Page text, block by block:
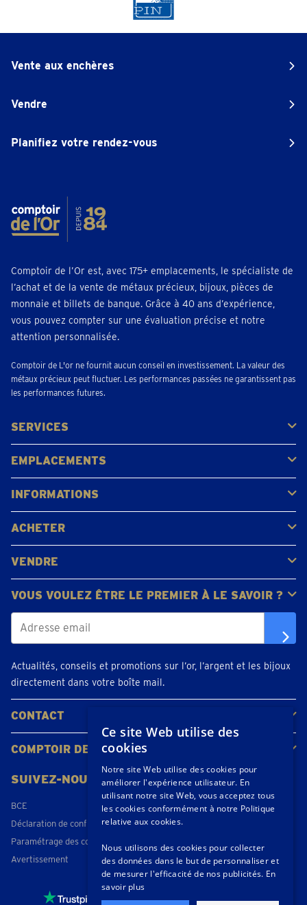
Vente aux enchères
Vendre
Planifiez votre rendez-vous
Comptoir de l’Or est, avec 175+ emplacements, le spécialiste de
l’achat et de la vente de métaux précieux, bijoux, pièces de
monnaie et billets de banque. Grâce à 40 ans d’expérience,
vous pouvez compter sur une évaluation précise et notre
attention personnalisée.
Comptoir de L'or ne fournit aucun conseil en investissement. La valeur des
métaux précieux peut fluctuer. Les performances passées ne garantissent pas
les performances futures.
SERVICES
Acheter
Vendre
Vente aux enchères
EMPLACEMENTS
Gerpinnes
Liège
Namur
Waterloo
Woluwe-Saint-Lambert
Voir tous les emplacements
INFORMATIONS
FAQ
Avis clients
ACHETER
Acheter de l'or
Acheter des pièces
Acheter de l'argent
VENDRE
Bijoux en or
Pièces d'or
Lingots d'or
VOUS VOULEZ ÊTRE LE PREMIER À LE SAVOIR ?
Actualités, conseils et promotions sur l’or, l’argent et les bijoux
directement dans votre boîte mail.
CONTACT
Contacter
Planifiez votre rendez-vous
Emplacements
COMPTOIR DE L'OR
SUIVEZ-NOUS
4,3 / 5- 174 beoordelingen
BCE
Déclaration de confidentialité
Paramétrage des cookies
Avertissement
Ce site Web utilise des
cookies
Notre site Web utilise des cookies pour
améliorer l'expérience utilisateur. En
utilisant notre site Web, vous acceptez tous
les cookies conformément à notre Politique
relative aux cookies.
Nous utilisons des cookies pour collecter
des données dans le but de personnaliser et
de mesurer l'efficacité de nos publicités. En
savoir plus